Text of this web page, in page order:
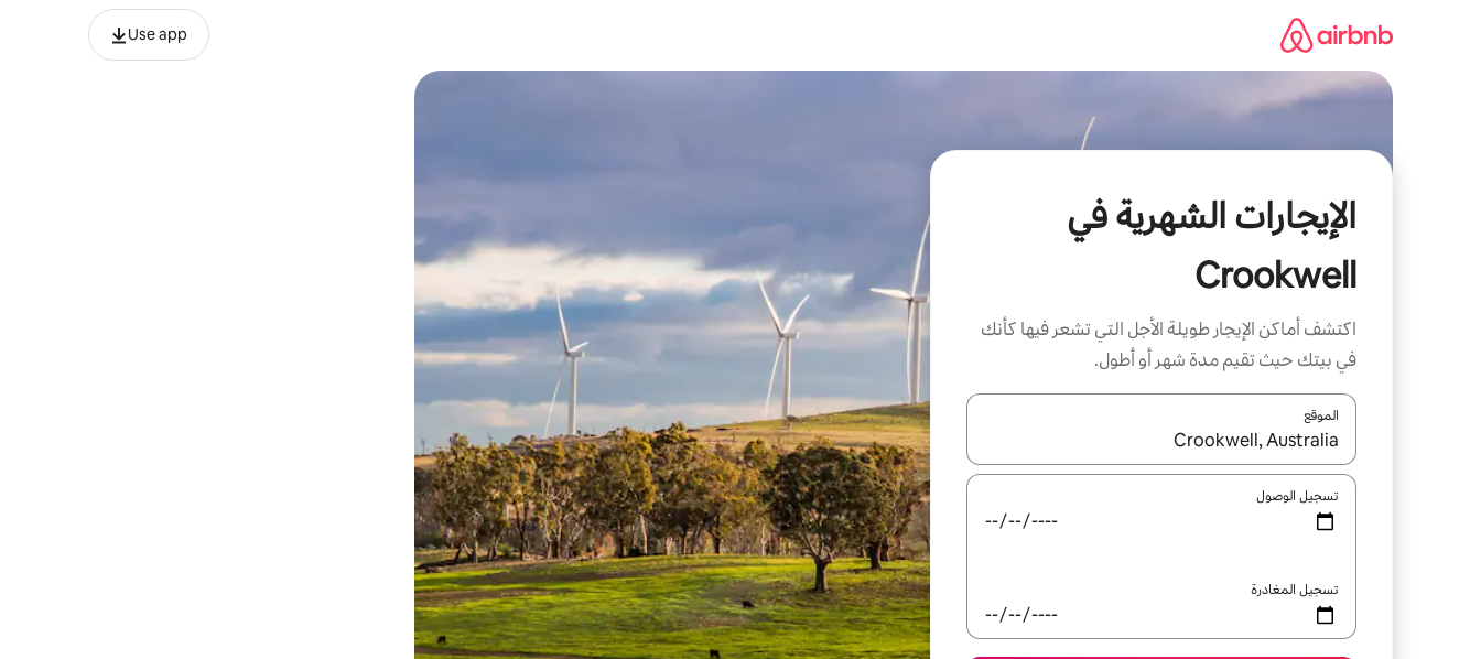
Use app
الإيجارات الشهرية في
Crookwell
اكتشف أماكن الإيجار طويلة الأجل التي تشعر فيها كأنك
في بيتك حيث تقيم مدة شهر أو أطول.
الموقع
عند توفر النتائج، انتقل باستخدام السهمين لأعلى ولأسفل أو استكشف عن طريق اللمس أو السحب.
تسجيل الوصول
تسجيل المغادرة